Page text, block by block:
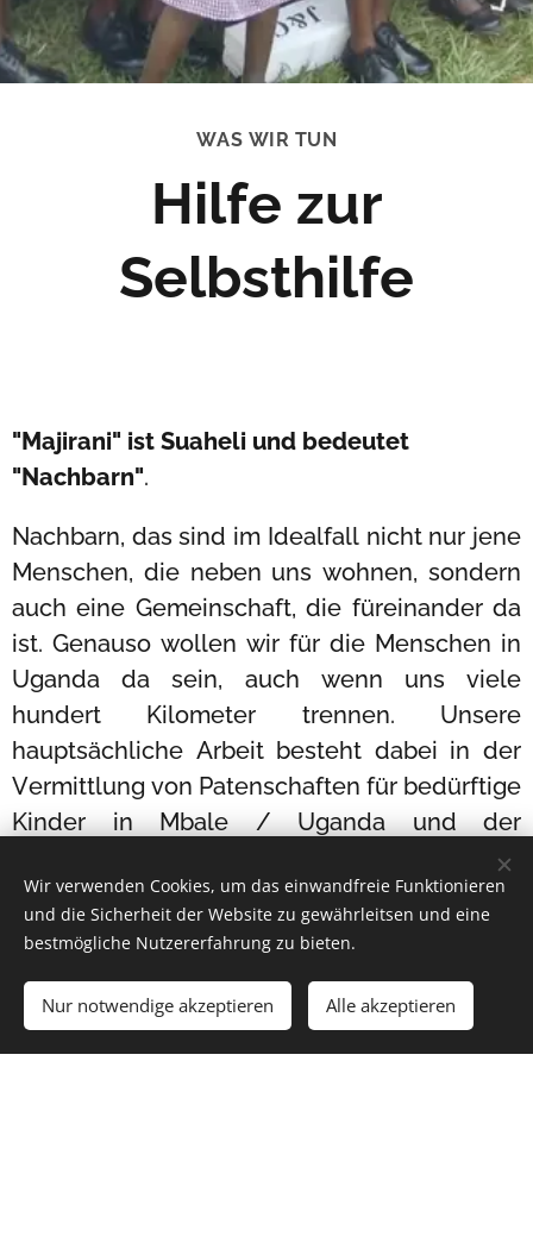
WAS WIR TUN
Hilfe zur
Selbsthilfe
"Majirani" ist Suaheli und bedeutet
"Nachbarn".
Nachbarn, das sind im Idealfall nicht nur jene
Menschen, die neben uns wohnen, sondern
auch eine Gemeinschaft, die füreinander da
ist. Genauso wollen wir für die Menschen in
Uganda da sein, auch wenn uns viele
hundert Kilometer trennen. Unsere
hauptsächliche Arbeit besteht dabei in der
Vermittlung von Patenschaften für bedürftige
Kinder in Mbale / Uganda und der
finanziellen Unterstützung von Projekten, die
auf Hilfe zur Selbsthilfe abzielen.
Erstellen Sie Ihre Webseite gratis! Los geht´s
Wir verwenden Cookies, um das einwandfreie Funktionieren
und die Sicherheit der Website zu gewährleitsen und eine
bestmögliche Nutzererfahrung zu bieten.
Nur notwendige akzeptieren Alle akzeptieren